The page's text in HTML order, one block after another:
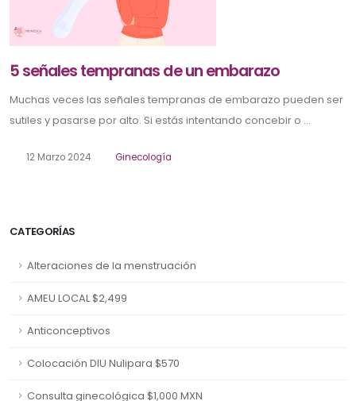
CATEGORÍAS
Alteraciones de la menstruación
AMEU LOCAL $2,499
Anticonceptivos
Colocación DIU Nulipara $570
Consulta ginecológica $1,000 MXN
5 señales tempranas de un embarazo
Muchas veces las señales tempranas de embarazo pueden ser
sutiles y pasarse por alto. Si estás intentando concebir o ...
12 Marzo 2024 Ginecología